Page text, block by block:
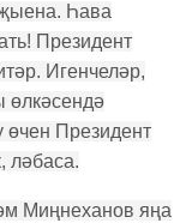
Һава
Президент
Игенчеләр,
өлкәсендә
өчен Президент
ләбаса.
Миңнеханов яңа